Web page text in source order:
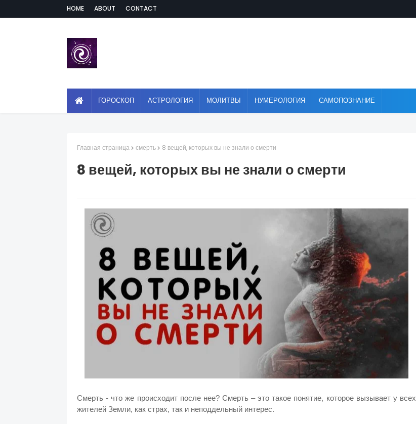
HOME ABOUT CONTACT
ГОРОСКОП АСТРОЛОГИЯ МОЛИТВЫ НУМЕРОЛОГИЯ САМОПОЗНАНИЕ
Главная страница смерть 8 вещей, которых вы не знали о смерти
8 вещей, которых вы не знали о смерти
Смерть - что же происходит после нее? Смерть – это такое понятие, которое вызывает у всех
жителей Земли, как страх, так и неподдельный интерес.